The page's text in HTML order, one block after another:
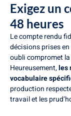
Exigez un
48 heures
Le compte rendu
décisions prises en
oubli compromet
Heureusement,les
vocabulaire
production
travail et les